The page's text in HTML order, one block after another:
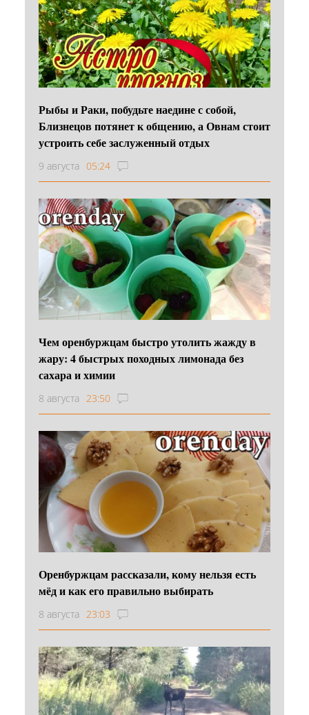
Рыбы и Раки, побудьте наедине с собой,
Близнецов потянет к общению, а Овнам стоит
устроить себе заслуженный отдых
9 августа 05:24
Чем оренбуржцам быстро утолить жажду в
жару: 4 быстрых походных лимонада без
сахара и химии
8 августа 23:50
Оренбуржцам рассказали, кому нельзя есть
мёд и как его правильно выбирать
8 августа 23:03